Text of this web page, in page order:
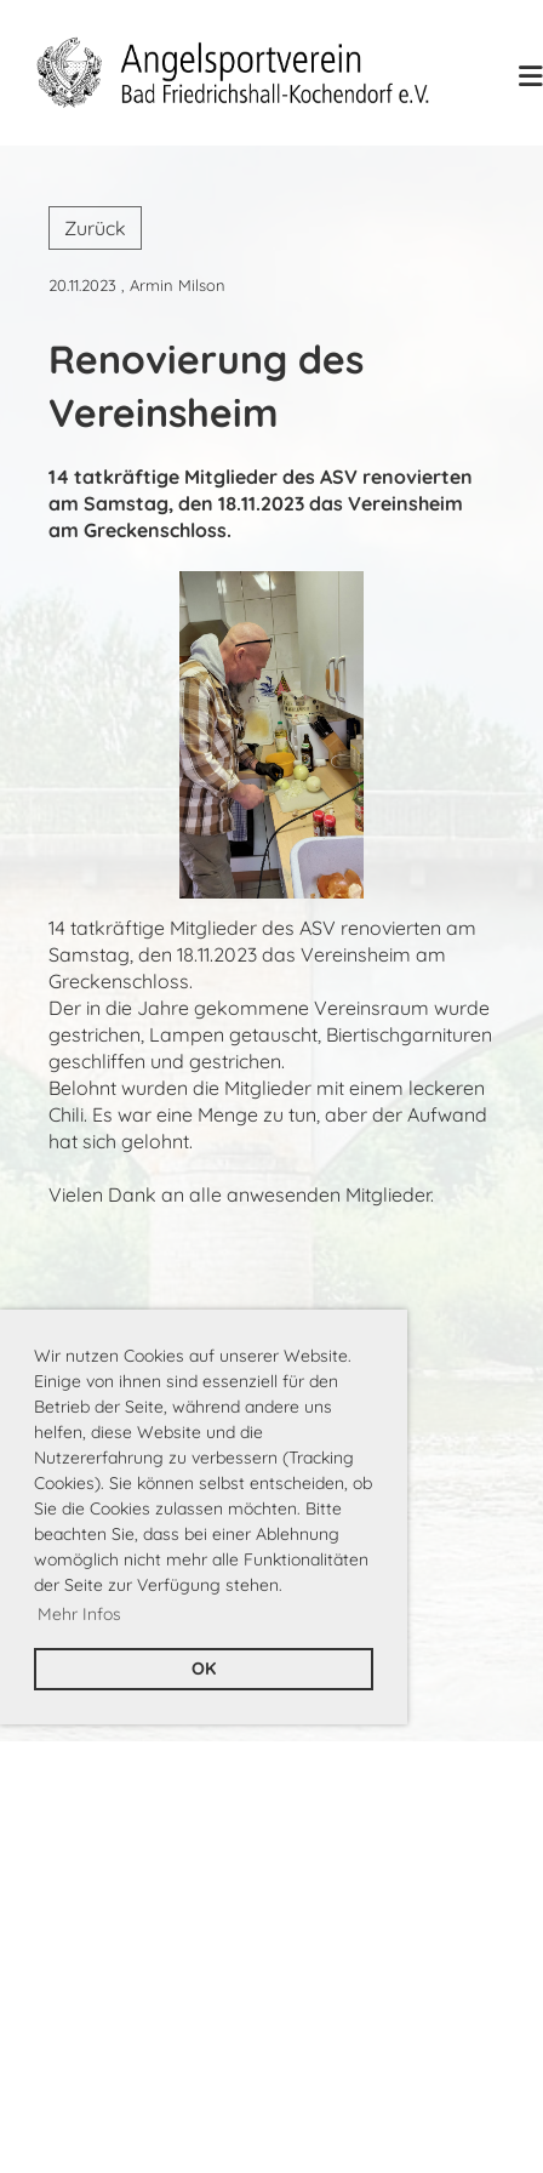
Wir nutzen Cookies auf unserer Website.
Einige von ihnen sind essenziell für den
Betrieb der Seite, während andere uns
helfen, diese Website und die
Nutzererfahrung zu verbessern (Tracking
Cookies). Sie können selbst entscheiden, ob
Sie die Cookies zulassen möchten. Bitte
beachten Sie, dass bei einer Ablehnung
womöglich nicht mehr alle Funktionalitäten
der Seite zur Verfügung stehen.
Mehr Infos
OK
Zurück
20.11.2023 , Armin Milson
Renovierung des
Vereinsheim
14 tatkräftige Mitglieder des ASV renovierten
am Samstag, den 18.11.2023 das Vereinsheim
am Greckenschloss.
14 tatkräftige Mitglieder des ASV renovierten am
Samstag, den 18.11.2023 das Vereinsheim am
Greckenschloss.
Der in die Jahre gekommene Vereinsraum wurde
gestrichen, Lampen getauscht, Biertischgarnituren
geschliffen und gestrichen.
Belohnt wurden die Mitglieder mit einem leckeren
Chili. Es war eine Menge zu tun, aber der Aufwand
hat sich gelohnt.
Vielen Dank an alle anwesenden Mitglieder.